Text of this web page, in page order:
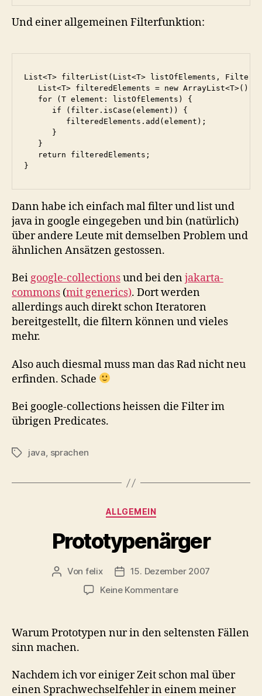
Und einer allgemeinen Filterfunktion:
List<T> filterList(List<T> listOfElements,
   List<T> filteredElements = new ArrayList<T>();
   for (T element: listOfElements) {
      if (filter.isCase(element)) {
         filteredElements.add(element);
      }
   }
   return filteredElements;
Dann habe ich einfach mal filter und list und
java in google eingegeben und bin (natürlich)
über andere Leute mit demselben Problem und
ähnlichen Ansätzen gestossen.
Beigoogle-collectionsund bei denjakarta-
commons (mit generics). Dort werden
allerdings auch direkt schon Iteratoren
bereitgestellt, die filtern können und vieles
mehr.
Also auch diesmal muss man das Rad nicht neu
erfinden. Schade
Bei google-collections heissen die Filter im
übrigen Predicates.
Schlagwörter
java, sprachen
Kategorien
ALLGEMEIN
Prototypenärger
Beitragsautor
Von felix Veröffentlichungsdatum
15. Dezember 2007
Keine Kommentarezu
Warum Prototypen nur in den seltensten Fällen
sinn machen.
Nachdem ich vor einiger Zeit schon mal über
einen Sprachwechselfehler in einem meiner